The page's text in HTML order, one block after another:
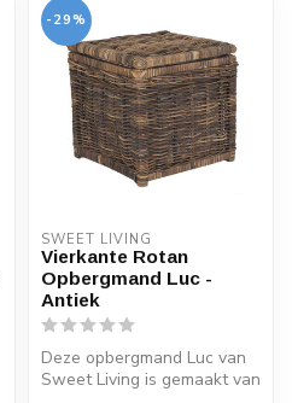
-29%
SWEET LIVING
Vierkante Rotan
Opbergmand Luc -
Antiek
Deze opbergmand Luc van
Sweet Living is gemaakt van